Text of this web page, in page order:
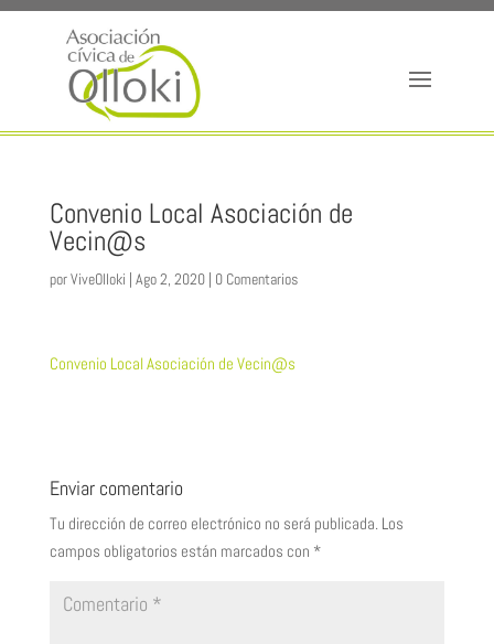
Convenio Local Asociación de
Vecin@s
porViveOlloki Ago 2, 2020| 0 Comentarios
Convenio Local Asociación de Vecin@s
Enviar comentario
Tu dirección de correo electrónico no será publicada. Los
campos obligatorios están marcados con *